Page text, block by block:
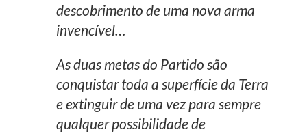
descobrimento de uma nova arma
invencível…
As duas metas do Partido são
conquistar toda a superfície da Terra
e extinguir de uma vez para sempre
qualquer possibilidade de